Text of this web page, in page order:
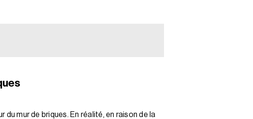
mur de briques. En réalité, en raison de la